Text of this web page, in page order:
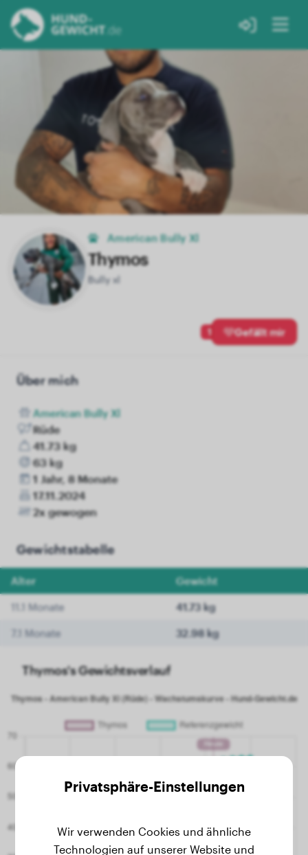
American Bully Xl
Thymos
Bully xl
1 Gefällt mir
Über mich
American Bully Xl
Rüde
41.73 kg
63 kg
1 Jahr, 8 Monate
17.11.2024
2x gewogen
Gewichtstabelle
Alter Gewicht
11.1 Monate 41.73 kg
7.1 Monate 32.98 kg
Thymos's Gewichtsverlauf
Privatsphäre-Einstellungen
Wir verwenden Cookies und ähnliche
Technologien auf unserer Website und